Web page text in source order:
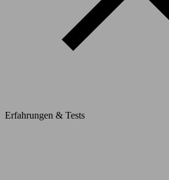
Erfahrungen & Tests